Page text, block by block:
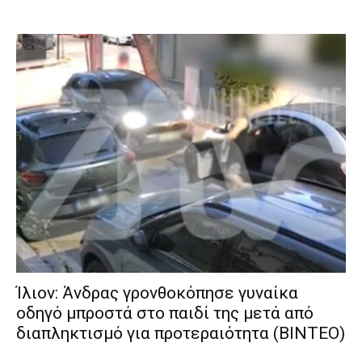
Ίλιον: Άνδρας γρονθοκόπησε γυναίκα
οδηγό μπροστά στο παιδί της μετά από
διαπληκτισμό για προτεραιότητα (ΒΙΝΤΕΟ)